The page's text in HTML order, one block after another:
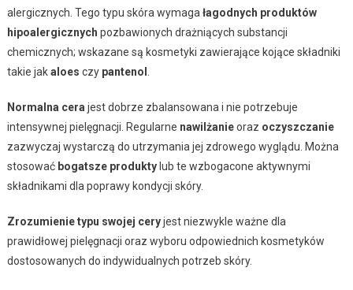
alergicznych. Tego typu skóra wymaga łagodnych produktów
hipoalergicznych pozbawionych drażniących substancji
chemicznych; wskazane są kosmetyki zawierające kojące składniki
takie jakaloes czy pantenol
Normalna cera jest dobrze zbalansowana i nie potrzebuje
intensywnej pielęgnacji. Regularne nawilżanieoraz oczyszczanie
zazwyczaj wystarczą do utrzymania jej zdrowego wyglądu. Można
stosować bogatsze produktylub te wzbogacone aktywnymi
składnikami dla poprawy kondycji skóry.
Zrozumienie typu swojej ceryjest niezwykle ważne dla
prawidłowej pielęgnacji oraz wyboru odpowiednich kosmetyków
dostosowanych do indywidualnych potrzeb skóry.